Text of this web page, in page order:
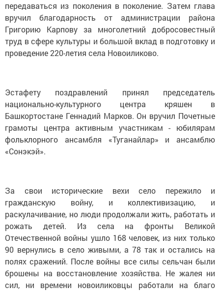
передаваться из поколения в поколение. Затем глава
вручил благодарность от администрации района
Григорию Карпову за многолетний добросовестный
труд в сфере культуры и большой вклад в подготовку и
проведение 220-летия села Новоиликово.
Эстафету поздравлений принял председатель
национально-культурного центра кряшен в
Башкортостане Геннадий Марков. Он вручил Почетные
грамоты центра активным участникам - юбилярам
фольклорного ансамбля «Туганайлар» и ансамблю
«Сонэкэй».
За свои исторические вехи село пережило и
гражданскую войну, и коллективизацию, и
раскулачивание, но люди продолжали жить, работать и
рожать детей. Из села на фронты Великой
Отечественной войны ушло 168 человек, из них только
90 вернулись в село живыми, а 78 так и остались на
полях сражений. После войны все силы сельчан были
брошены на восстановление хозяйства. Не жалея ни
сил, ни времени новоиликовцы работали на благо